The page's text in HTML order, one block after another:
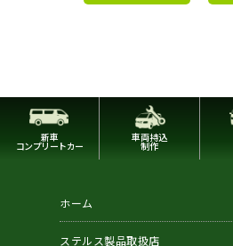
新車
コンプリートカー
車両持込
制作
ホーム
ステルス製品取扱店